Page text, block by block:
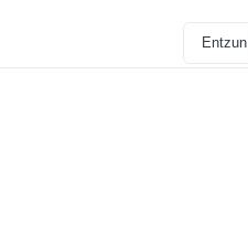
Entzun